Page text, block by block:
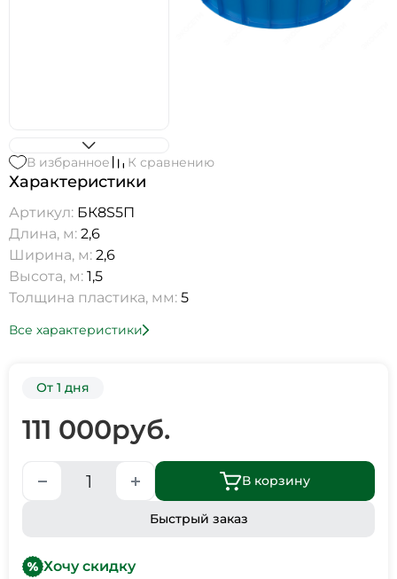
В избранное К сравнению
Характеристики
Артикул: БК8S5П
Длина, м: 2,6
Ширина, м: 2,6
Высота, м: 1,5
Толщина пластика, мм: 5
Все характеристики
От 1 дня
111 000руб.
В корзину
Быстрый заказ
Хочу скидку